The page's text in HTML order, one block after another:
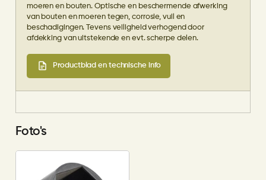
moeren en bouten. Optische en beschermende afwerking
van bouten en moeren tegen, corrosie, vuil en
beschadigingen. Tevens veiligheid verhogend door
afdekking van uitstekende en evt. scherpe delen.
Productblad en technische info
Foto's